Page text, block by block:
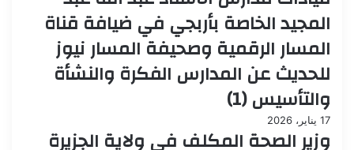
المجيد الخاصة بأربجي في ضيافة قناة
المسار الرقمية وصحيفة المسار نيوز
للحديث عن المدارس الفكرة والنشأة
والتأسيس (1)
17 يناير، 2026
وزير الصحة المكلف في ولاية الجزيرة